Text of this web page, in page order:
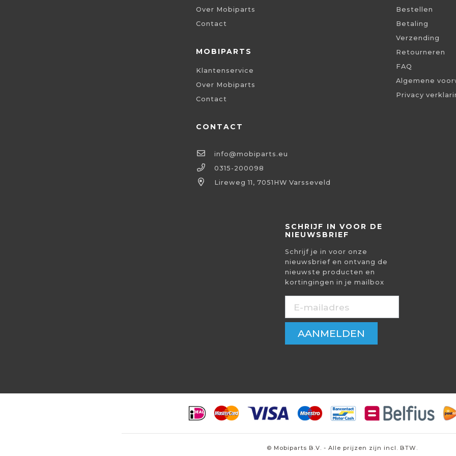
Over Mobiparts
Contact
MOBIPARTS
Klantenservice
Over Mobiparts
Contact
CONTACT
info@mobiparts.eu
0315-200098
Lireweg 11, 7051HW Varsseveld
Bestellen
Betaling
Verzending
Retourneren
FAQ
Algemene
Privacy
SCHRIJF IN VOOR DE
NIEUWSBRIEF
Schrijf je in voor onze
nieuwsbrief en ontvang de
nieuwste producten en
kortingingen in je mailbox
AANMELDEN
© Mobiparts B.V. - Alle prijzen zijn incl. BTW.